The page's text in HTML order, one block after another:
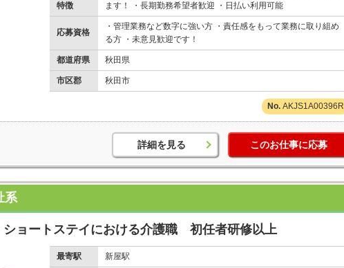
特徴
ます！ ・長期勤務希望者歓迎 ・日払い利用可能
応募資格
・管理業務など数字に強い方 ・責任感をもって業務に取り組め
る方 ・未意見歓迎です！
都道府県 秋田県
市区郡 秋田市
AKJS1A00396R
詳細を見る このお仕事に応募
系
ショートステイにおける介護職 初任者研修以上
最寄駅 新屋駅